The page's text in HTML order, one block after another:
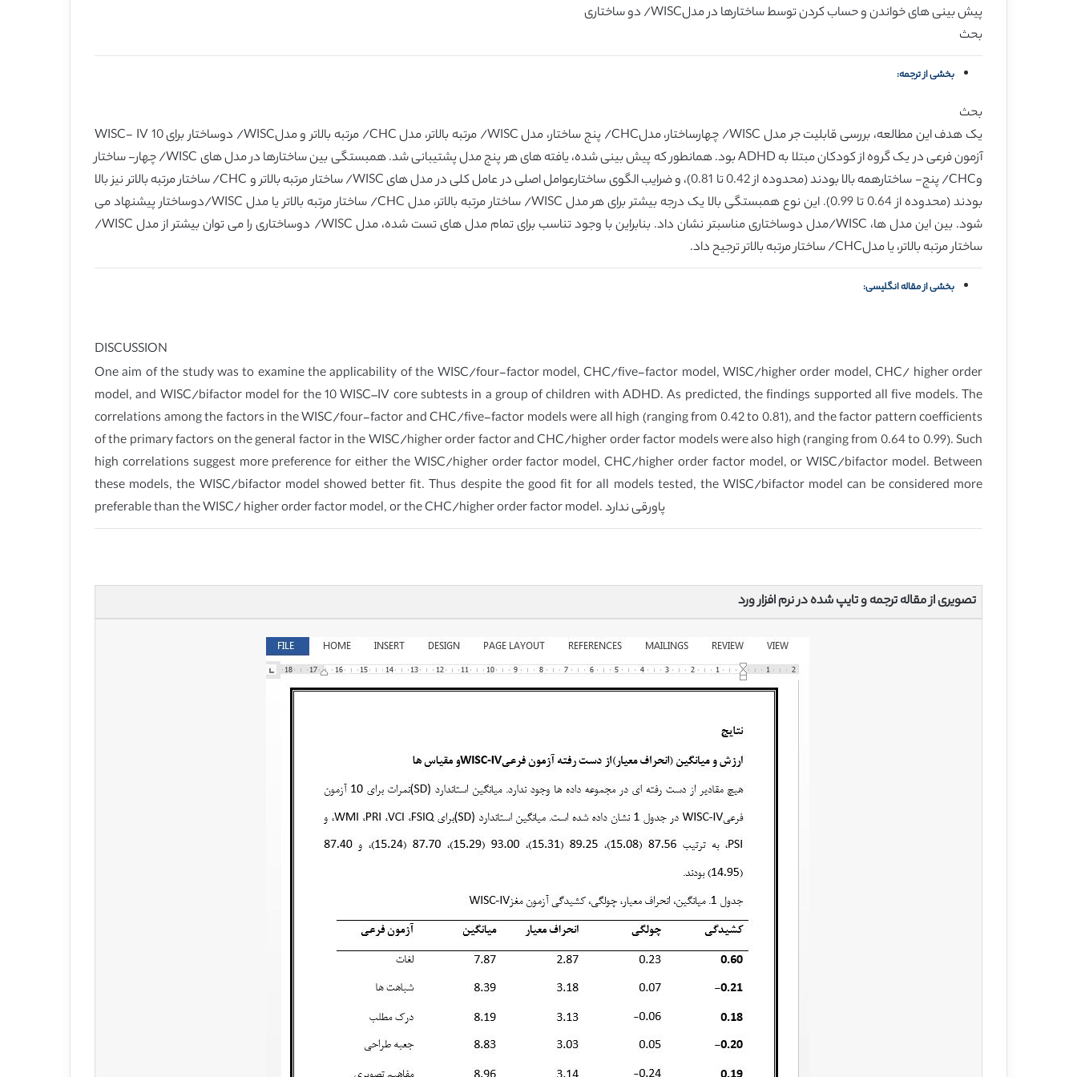
پیش بینی های خواندن و حساب کردن توسط ساختارها در مدلWISC/ دو ساختاری
بحث
بخشی از ترجمه:
بحث
یک هدف این مطالعه، بررسی قابلیت جر مدل WISC/ چهارساختار، مدلCHC/ پنج ساختار، مدل WISC/ مرتبه بالاتر، مدل CHC/ مرتبه بالاتر و مدلWISC/ دوساختار برای 10 WISC- IV
آزمون فرعی در یک گروه از کودکان مبتلا به ADHD بود. همانطور که پیش بینی شده، یافته های هر پنج مدل پشتیبانی شد. همبستگی بین ساختارها در مدل های WISC/ چهار- ساختار
وCHC/ پنج- ساختارهمه بالا بودند (محدوده از 0.42 تا 0.81)، و ضرایب الگوی ساختارعوامل اصلی در عامل کلی در مدل های WISC/ ساختار مرتبه بالاتر و CHC/ ساختار مرتبه بالاتر نیز بالا
بودند (محدوده از 0.64 تا 0.99). این نوع همبستگی بالا یک درجه بیشتر برای هر مدل WISC/ ساختار مرتبه بالاتر، مدل CHC/ ساختار مرتبه بالاتر یا مدل WISC/دوساختار پیشنهاد می
شود. بین این مدل ها، WISC/مدل دوساختاری مناسبتر نشان داد. بنابراین با وجود تناسب برای تمام مدل های تست شده، مدل WISC/ دوساختاری را می توان بیشتر از مدل WISC/
ساختار مرتبه بالاتر، یا مدلCHC/ ساختار مرتبه بالاتر ترجیح داد.
بخشی از مقاله انگلیسی:
DISCUSSION
One aim of the study was to examine the applicability of the WISC/four-factor model, CHC/five-factor model, WISC/higher order model, CHC/ higher order
model, and WISC/bifactor model for the 10 WISC–IV core subtests in a group of children with ADHD. As predicted, the findings supported all five models. The
correlations among the factors in the WISC/four-factor and CHC/five-factor models were all high (ranging from 0.42 to 0.81), and the factor pattern coefficients
of the primary factors on the general factor in the WISC/higher order factor and CHC/higher order factor models were also high (ranging from 0.64 to 0.99). Such
high correlations suggest more preference for either the WISC/higher order factor model, CHC/higher order factor model, or WISC/bifactor model. Between
these models, the WISC/bifactor model showed better fit. Thus despite the good fit for all models tested, the WISC/bifactor model can be considered more
preferable than the WISC/ higher order factor model, or the CHC/higher order factor model. پاورقی ندارد
تصویری از مقاله ترجمه و تایپ شده در نرم افزار ورد